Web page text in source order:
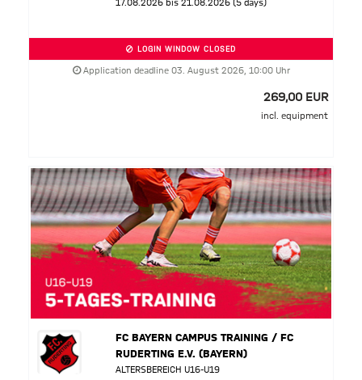
17.08.2026 bis 21.08.2026 (5 days)
LOGIN WINDOW CLOSED
Application deadline 03. August 2026, 10:00 Uhr
269,00 EUR
incl. equipment
FC BAYERN CAMPUS TRAINING / FC
RUDERTING E.V. (BAYERN)
ALTERSBEREICH U16-U19